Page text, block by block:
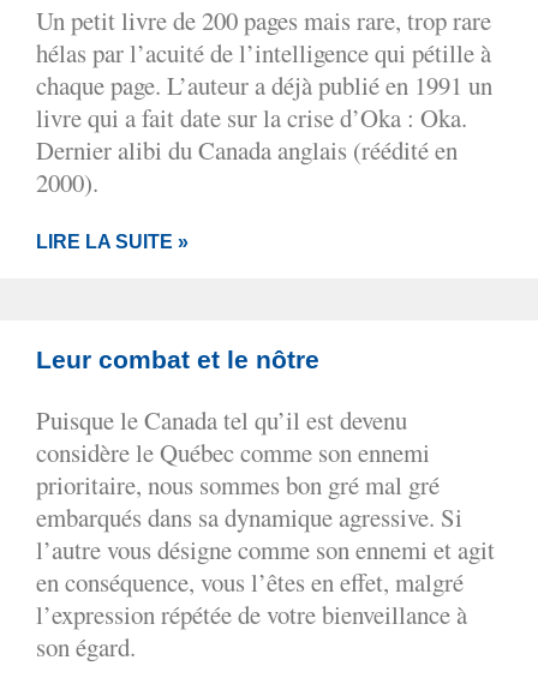
Un petit livre de 200 pages mais rare, trop rare
hélas par l’acuité de l’intelligence qui pétille à
chaque page. L’auteur a déjà publié en 1991 un
livre qui a fait date sur la crise d’Oka : Oka.
Dernier alibi du Canada anglais (réédité en
2000).
LIRE LA SUITE »
Leur combat et le nôtre
Puisque le Canada tel qu’il est devenu
considère le Québec comme son ennemi
prioritaire, nous sommes bon gré mal gré
embarqués dans sa dynamique agressive. Si
l’autre vous désigne comme son ennemi et agit
en conséquence, vous l’êtes en effet, malgré
l’expression répétée de votre bienveillance à
son égard.